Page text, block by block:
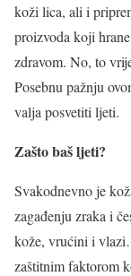
koži lica, ali i
proizvoda koji
zdravom. No, to
Posebnu pažnju
valja posvetiti ljeti.
Zašto baš ljeti?
Svakodnevno je
zagađenju zraka i
kože, vrućini i
zaštitnim faktorom